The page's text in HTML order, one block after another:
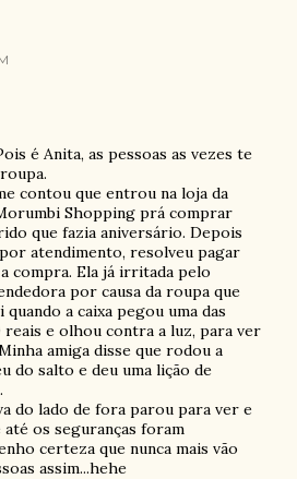
é Anita, as pessoas as vezes te
contou que entrou na loja da
Shopping prá comprar
que fazia aniversário. Depois
atendimento, resolveu pagar
compra. Ela já irritada pelo
por causa da roupa que
quando a caixa pegou uma das
reais e olhou contra a luz, para ver
amiga disse que rodou a
do salto e deu uma lição de
do lado de fora parou para ver e
até os seguranças foram
certeza que nunca mais vão
assim...hehe